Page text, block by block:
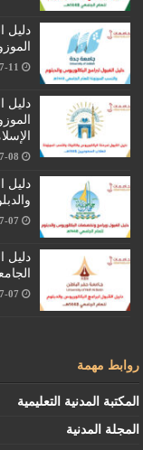
دليل
الموزونة
11
دليل
08
دليل
والدبلوم
07
دليل
الجامعي 1448هـ –
07
روابط مهمة
المكتبة المدنية التعليمية
المجلة المدنية